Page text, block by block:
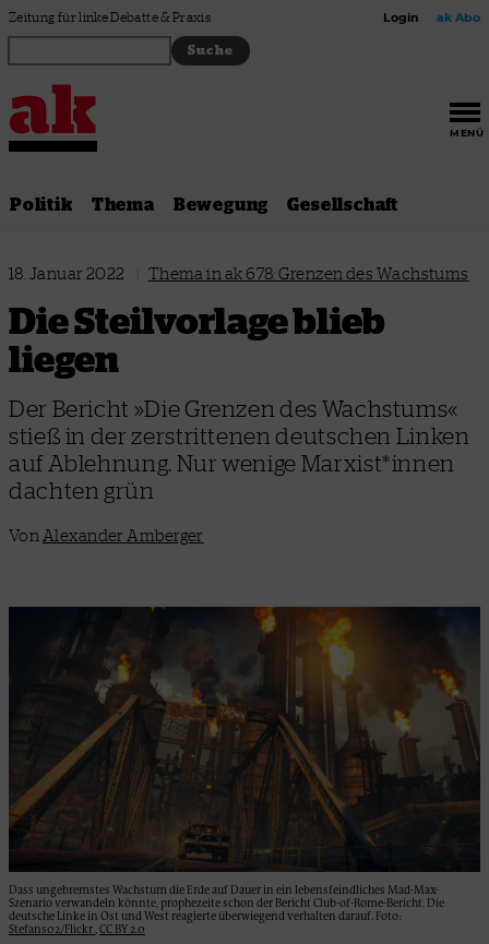
Zum Inhalt springen
Zeitung für linke Debatte & Praxis Login ak Abo
MENÜ
Politik Thema Bewegung Gesellschaft
18. Januar 2022 Thema in ak 678: Grenzen des Wachstums
Die Steilvorlage blieb
liegen
Der Bericht »Die Grenzen des Wachstums«
stieß in der zerstrittenen deutschen Linken
auf Ablehnung. Nur wenige Marxist*innen
dachten grün
Von Alexander Amberger
Dass ungebremstes Wachstum die Erde auf Dauer in ein lebensfeindliches Mad-Max-
Szenario verwandeln könnte, prophezeite schon der Bericht Club-of-Rome-Bericht. Die
deutsche Linke in Ost und West reagierte überwiegend verhalten darauf. Foto:
Stefans02/Flickr ,CC BY 2.0